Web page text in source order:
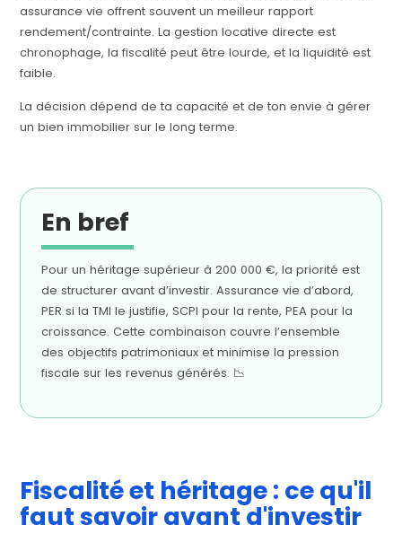
assurance vie offrent souvent un meilleur rapport
rendement/contrainte. La gestion locative directe est
chronophage, la fiscalité peut être lourde, et la liquidité est
faible.
La décision dépend de ta capacité et de ton envie à gérer
un bien immobilier sur le long terme.
En bref
Pour un héritage supérieur à 200 000 €, la priorité est
de structurer avant d’investir. Assurance vie d’abord,
PER si la TMI le justifie, SCPI pour la rente, PEA pour la
croissance. Cette combinaison couvre l’ensemble
des objectifs patrimoniaux et minimise la pression
fiscale sur les revenus générés. 📉
Fiscalité et héritage : ce qu'il
faut savoir avant d'investir